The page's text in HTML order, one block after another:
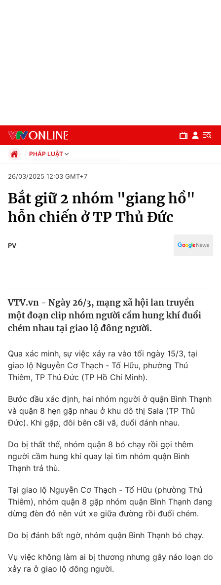
Chuyên mục
Chính trị
Y tế
Tin tức
Thế giới đó đây
Câu chuyện quốc tế
Kinh tế
Thị trường
Góc doanh nghiệp
Dữ liệu và đời sống
Truyền hình
Phim VTV
Hậu trường
Nhân vật
Khán giả
Giải trí
Điện ảnh
Âm nhạc
Sao
Du lịch
Chất lượng cuộc sống
Giáo dục
Tuyển sinh
Công nghệ
Hitech Công nghệ tương lai
Giao lưu trực tuyến
PHÁP LUẬT
Xã hội
Pháp luật
Kinh tế
Thể thao
Giáo dục
26/03/2025 12:03 GMT+7
Bắt giữ 2 nhóm "giang hồ"
hỗn chiến ở TP Thủ Đức
PV
VTV.vn - Ngày 26/3, mạng xã hội lan truyền
một đoạn clip nhóm người cầm hung khí đuổi
chém nhau tại giao lộ đông người.
Qua xác minh, sự việc xảy ra vào tối ngày 15/3, tại
giao lộ Nguyễn Cơ Thạch - Tố Hữu, phường Thủ
Thiêm, TP Thủ Đức (TP Hồ Chí Minh).
Bước đầu xác định, hai nhóm người ở quận Bình Thạnh
và quận 8 hẹn gặp nhau ở khu đô thị Sala (TP Thủ
Đức). Khi gặp, đôi bên cãi vã, đuổi đánh nhau.
Do bị thất thế, nhóm quận 8 bỏ chạy rồi gọi thêm
người cầm hung khí quay lại tìm nhóm quận Bình
Thạnh trả thù.
Tại giao lộ Nguyễn Cơ Thạch - Tố Hữu (phường Thủ
Thiêm), nhóm quận 8 gặp nhóm quận Bình Thạnh đang
dừng đèn đỏ nên vứt xe giữa đường rồi đuổi chém.
Do bị đánh bất ngờ, nhóm quận Bình Thạnh bỏ chạy.
Vụ việc không làm ai bị thương nhưng gây náo loạn do
xảy ra ở giao lộ đông người.